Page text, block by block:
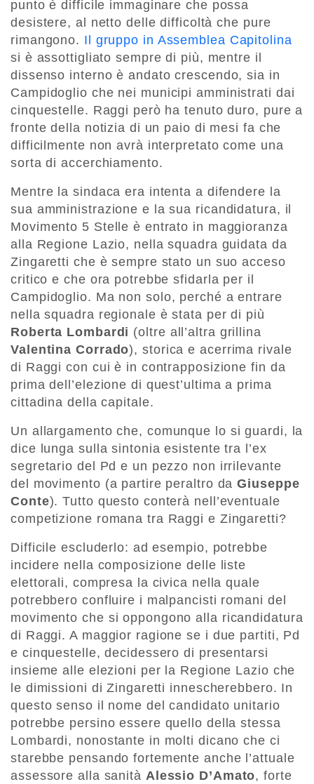
punto è difficile immaginare che possa
desistere, al netto delle difficoltà che pure
rimangono. Il gruppo in Assemblea Capitolina
si è assottigliato sempre di più, mentre il
dissenso interno è andato crescendo, sia in
Campidoglio che nei municipi amministrati dai
cinquestelle. Raggi però ha tenuto duro, pure a
fronte della notizia di un paio di mesi fa che
difficilmente non avrà interpretato come una
sorta di accerchiamento.
Mentre la sindaca era intenta a difendere la
sua amministrazione e la sua ricandidatura, il
Movimento 5 Stelle è entrato in maggioranza
alla Regione Lazio, nella squadra guidata da
Zingaretti che è sempre stato un suo acceso
critico e che ora potrebbe sfidarla per il
Campidoglio. Ma non solo, perché a entrare
nella squadra regionale è stata per di più
Roberta Lombardi (oltre all’altra grillina
Valentina Corrado), storica e acerrima rivale
di Raggi con cui è in contrapposizione fin da
prima dell’elezione di quest’ultima a prima
cittadina della capitale.
Un allargamento che, comunque lo si guardi, la
dice lunga sulla sintonia esistente tra l’ex
segretario del Pd e un pezzo non irrilevante
del movimento (a partire peraltro daGiuseppe
Conte). Tutto questo conterà nell’eventuale
competizione romana tra Raggi e Zingaretti?
Difficile escluderlo: ad esempio, potrebbe
incidere nella composizione delle liste
elettorali, compresa la civica nella quale
potrebbero confluire i malpancisti romani del
movimento che si oppongono alla ricandidatura
di Raggi. A maggior ragione se i due partiti, Pd
e cinquestelle, decidessero di presentarsi
insieme alle elezioni per la Regione Lazio che
le dimissioni di Zingaretti innescherebbero. In
questo senso il nome del candidato unitario
potrebbe persino essere quello della stessa
Lombardi, nonostante in molti dicano che ci
starebbe pensando fortemente anche l’attuale
assessore alla sanità Alessio D’Amato, forte